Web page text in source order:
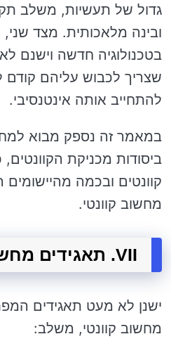
גדול של תעשיות, משלב
ובינה מלאכותית. מצד
בטכנולוגיה חדשה וישנם
שצריך לכבוש עליהם קודם
להתחייב אותה אינטנסיבי.
במאמר זה נספק מבוא
ביסודות מכניקת
קוונטים ובכמה מהיישומים
מחשוב קוונטי.
VII. תאגידים מחשוב קוונטי
ישנן לא מעט תאגידים
מחשוב קוונטי, משלב: